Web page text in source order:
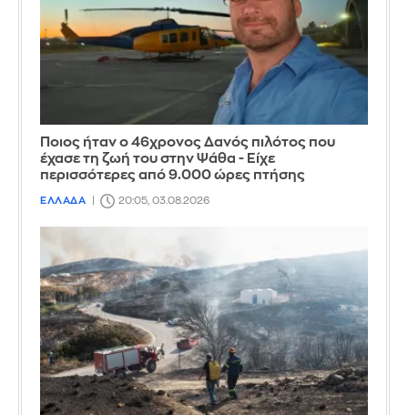
Ποιος ήταν ο 46χρονος Δανός πιλότος που
έχασε τη ζωή του στην Ψάθα - Είχε
περισσότερες από 9.000 ώρες πτήσης
ΕΛΛΑΔΑ 20:05, 03.08.2026